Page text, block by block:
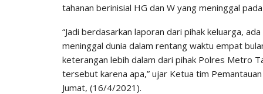
tahanan berinisial HG dan W yang meninggal
“Jadi berdasarkan laporan dari pihak keluarga,
meninggal dunia dalam rentang waktu empat
keterangan lebih dalam dari pihak Polres Metro
tersebut karena apa,” ujar Ketua tim
Jumat, (16/4/2021).